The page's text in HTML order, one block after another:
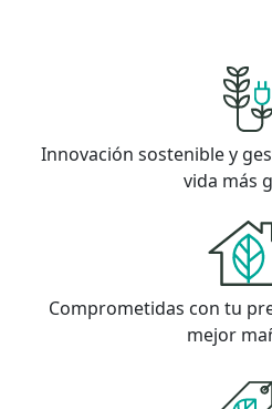
Innovación sostenible y
vida más
Comprometidas con tu
mejor